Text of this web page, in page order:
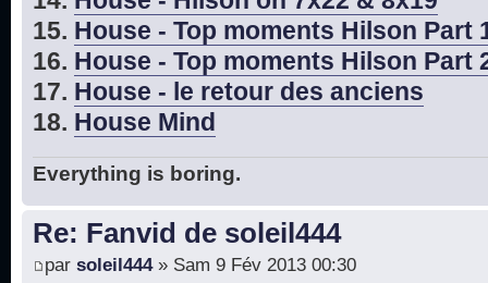
15. House - Top moments Hilson Part
16. House - Top moments Hilson Part
17. House - le retour des anciens
18. House Mind
Everything is boring.
Re: Fanvid de soleil444
par soleil444» Sam 9 Fév 2013 00:30